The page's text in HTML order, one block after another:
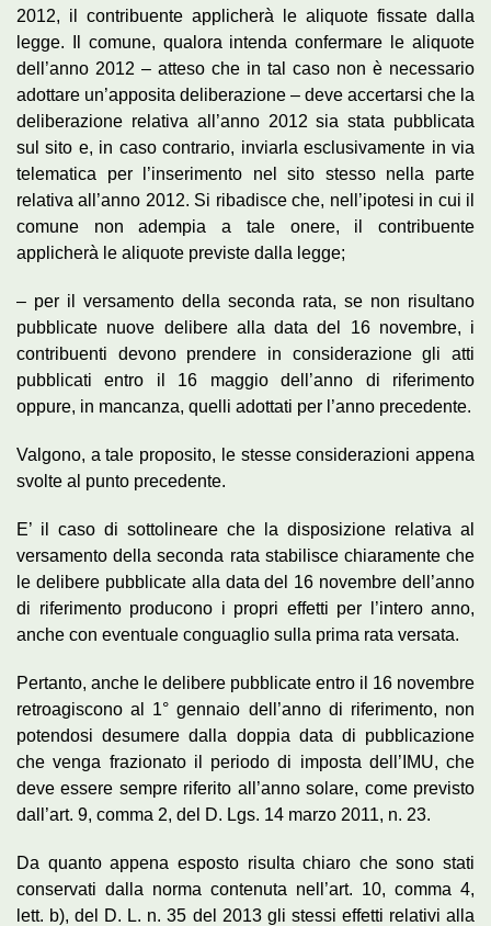
2012, il contribuente applicherà le aliquote fissate dalla
legge. Il comune, qualora intenda confermare le aliquote
dell’anno 2012 – atteso che in tal caso non è necessario
adottare un’apposita deliberazione – deve accertarsi che la
deliberazione relativa all’anno 2012 sia stata pubblicata
sul sito e, in caso contrario, inviarla esclusivamente in via
telematica per l’inserimento nel sito stesso nella parte
relativa all’anno 2012. Si ribadisce che, nell’ipotesi in cui il
comune non adempia a tale onere, il contribuente
applicherà le aliquote previste dalla legge;
– per il versamento della seconda rata, se non risultano
pubblicate nuove delibere alla data del 16 novembre, i
contribuenti devono prendere in considerazione gli atti
pubblicati entro il 16 maggio dell’anno di riferimento
oppure, in mancanza, quelli adottati per l’anno precedente.
Valgono, a tale proposito, le stesse considerazioni appena
svolte al punto precedente.
E’ il caso di sottolineare che la disposizione relativa al
versamento della seconda rata stabilisce chiaramente che
le delibere pubblicate alla data del 16 novembre dell’anno
di riferimento producono i propri effetti per l’intero anno,
anche con eventuale conguaglio sulla prima rata versata.
Pertanto, anche le delibere pubblicate entro il 16 novembre
retroagiscono al 1° gennaio dell’anno di riferimento, non
potendosi desumere dalla doppia data di pubblicazione
che venga frazionato il periodo di imposta dell’IMU, che
deve essere sempre riferito all’anno solare, come previsto
dall’art. 9, comma 2, del D. Lgs. 14 marzo 2011, n. 23.
Da quanto appena esposto risulta chiaro che sono stati
conservati dalla norma contenuta nell’art. 10, comma 4,
lett. b), del D. L. n. 35 del 2013 gli stessi effetti relativi alla